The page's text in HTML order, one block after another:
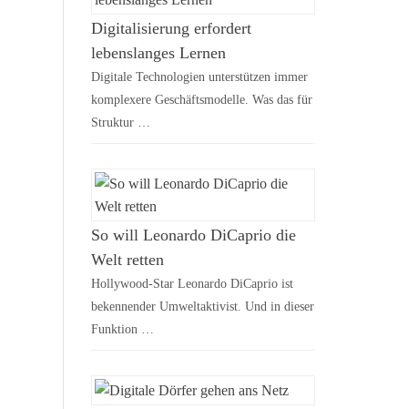
Digitalisierung erfordert
lebenslanges Lernen
Digitale Technologien unterstützen immer
komplexere Geschäftsmodelle. Was das für
Struktur …
So will Leonardo DiCaprio die
Welt retten
Hollywood-Star Leonardo DiCaprio ist
bekennender Umweltaktivist. Und in dieser
Funktion …